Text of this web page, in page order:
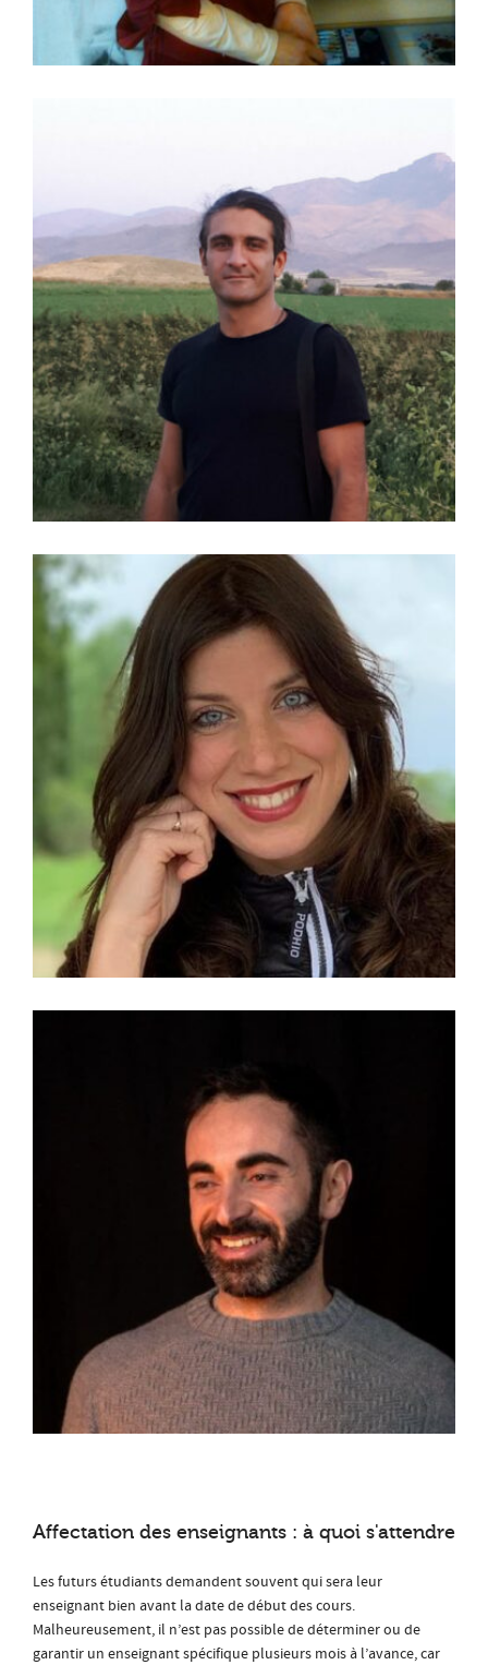
Affectation des enseignants : à quoi s'attendre
Les futurs étudiants demandent souvent qui sera leur
enseignant bien avant la date de début des cours.
Malheureusement, il n’est pas possible de déterminer ou de
garantir un enseignant spécifique plusieurs mois à l’avance, car